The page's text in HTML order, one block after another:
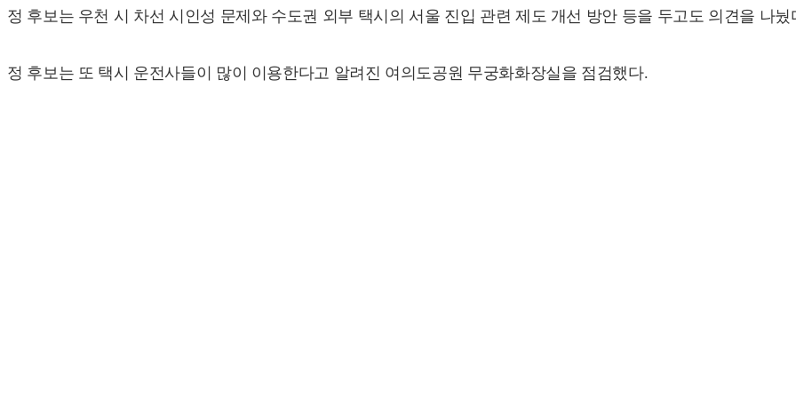
정 후보는 우천 시 차선 시인성 문제와 수도권 외부 택시의 서울 진입 관련 제도 개선 방안 등을 두고도 의견을 나눴
정 후보는 또 택시 운전사들이 많이 이용한다고 알려진 여의도공원 무궁화화장실을 점검했다.